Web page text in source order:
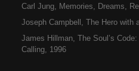
Carl Jung, Memories, Dreams,
Joseph Campbell, The Hero with
James Hillman, The Soul’s
Calling, 1996